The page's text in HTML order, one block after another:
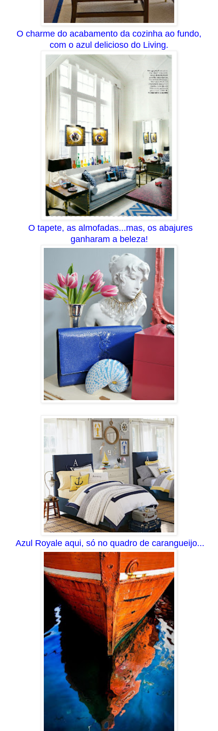
O charme do acabamento da cozinha ao fundo,
com o azul delicioso do Living.
O tapete, as almofadas...mas, os abajures
ganharam a beleza!
Azul Royale aqui, só no quadro de carangueijo...